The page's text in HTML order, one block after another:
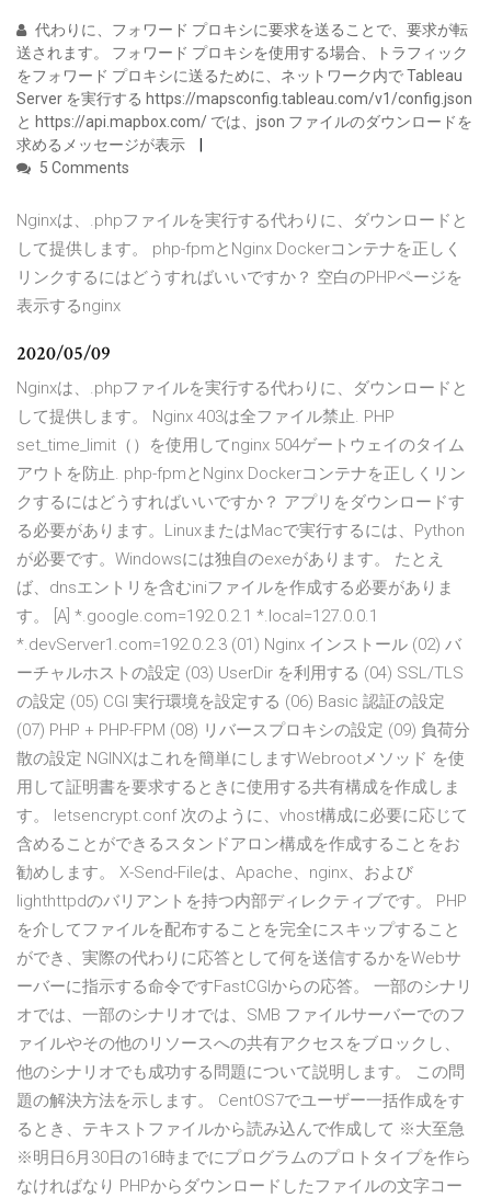
代わりに、フォワード プロキシに要求を送ることで、要求が転
送されます。 フォワード プロキシを使用する場合、トラフィック
をフォワード プロキシに送るために、ネットワーク内で Tableau
Server を実行する https://mapsconfig.tableau.com/v1/config.json
と https://api.mapbox.com/ では、json ファイルのダウンロードを
求めるメッセージが表示
5 Comments
Nginxは、.phpファイルを実行する代わりに、ダウンロードと
して提供します。 php-fpmとNginx Dockerコンテナを正しく
リンクするにはどうすればいいですか？ 空白のPHPページを
表示するnginx
2020/05/09
Nginxは、.phpファイルを実行する代わりに、ダウンロードと
して提供します。 Nginx 403は全ファイル禁止. PHP
set_time_limit（）を使用してnginx 504ゲートウェイのタイム
アウトを防止. php-fpmとNginx Dockerコンテナを正しくリン
クするにはどうすればいいですか？ アプリをダウンロードす
る必要があります。LinuxまたはMacで実行するには、Python
が必要です。Windowsには独自のexeがあります。 たとえ
ば、dnsエントリを含むiniファイルを作成する必要がありま
す。 [A] *.google.com=192.0.2.1 *.local=127.0.0.1
*.devServer1.com=192.0.2.3 (01) Nginx インストール (02) バ
ーチャルホストの設定 (03) UserDir を利用する (04) SSL/TLS
の設定 (05) CGI 実行環境を設定する (06) Basic 認証の設定
(07) PHP + PHP-FPM (08) リバースプロキシの設定 (09) 負荷分
散の設定 NGINXはこれを簡単にしますWebrootメソッド を使
用して証明書を要求するときに使用する共有構成を作成しま
す。 letsencrypt.conf 次のように、vhost構成に必要に応じて
含めることができるスタンドアロン構成を作成することをお
勧めします。 X-Send-Fileは、Apache、nginx、および
lighthttpdのバリアントを持つ内部ディレクティブです。 PHP
を介してファイルを配布することを完全にスキップすること
ができ、実際の代わりに応答として何を送信するかをWebサ
ーバーに指示する命令ですFastCGIからの応答。 一部のシナリ
オでは、一部のシナリオでは、SMB ファイルサーバーでのフ
ァイルやその他のリソースへの共有アクセスをブロックし、
他のシナリオでも成功する問題について説明します。 この問
題の解決方法を示します。 CentOS7でユーザー一括作成をす
るとき、テキストファイルから読み込んで作成して ※大至急
※明日6月30日の16時までにプログラムのプロトタイプを作ら
なければなり PHPからダウンロードしたファイルの文字コー